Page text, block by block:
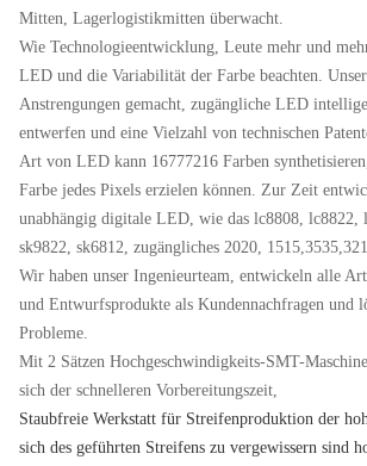
Mitten, Lagerlogistikmitten überwacht.
Wie Technologieentwicklung, Leute mehr und
LED und die Variabilität der Farbe beachten.
Anstrengungen gemacht, zugängliche LED
entwerfen und eine Vielzahl von technischen
Art von LED kann 16777216 Farben
Farbe jedes Pixels erzielen können. Zur Zeit
unabhängig digitale LED, wie das lc8808, lc8822,
sk9822, sk6812, zugängliches 2020,
Wir haben unser Ingenieurteam, entwickeln alle
und Entwurfsprodukte als Kundennachfragen und
Probleme.
Mit 2 Sätzen Hochgeschwindigkeits-SMT-
sich der schnelleren Vorbereitungszeit,
Staubfreie Werkstatt für Streifenproduktion der
sich des geführten Streifens zu vergewissern sind